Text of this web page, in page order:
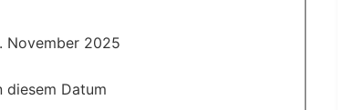
November 2025
diesem Datum